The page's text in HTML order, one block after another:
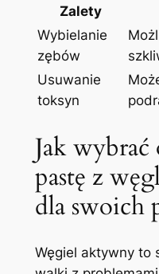
Zalety
Wybielanie
zębów
Usuwanie
toksyn
Jak
pastę z
dla swoich
Węgiel aktywny ‌to